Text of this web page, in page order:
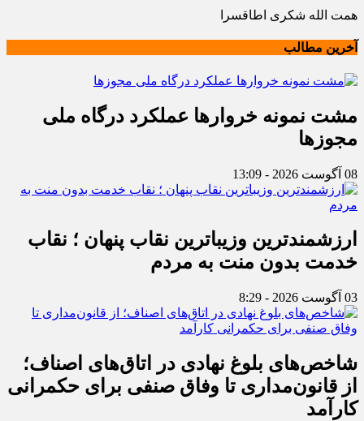
همت الله شکری اطاقسرا
آخرین مطالب
مشت نمونه خروارها عملکرد درگاه ملی
مجوزها
08 آگوست 2026 - 13:09
ارزشمندترین وزیباترین نقاب پنهان ؛ نقاب
خدمت بدون منت به مردم
03 آگوست 2026 - 8:29
شاخص‌های بلوغ نهادی در اتاق‌های اصناف؛
از قانون‌مداری تا وفاق صنفی برای حکمرانی
کارآمد